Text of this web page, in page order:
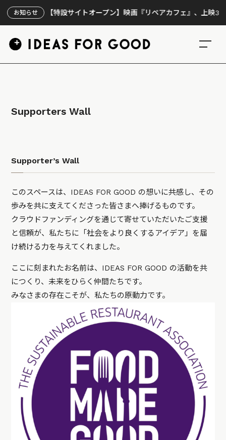
お知らせ
【特設サイトオープン】映画『リペアカフェ』、上映300回の
Supporters Wall
Supporter’s Wall
このスペースは、IDEAS FOR GOOD の想いに共感し、その
歩みを共に支えてくださった皆さまへ捧げるものです。
クラウドファンディングを通じて寄せていただいたご支援
と信頼が、私たちに「社会をより良くするアイデア」を届
け続ける力を与えてくれました。
ここに刻まれたお名前は、IDEAS FOR GOOD の活動を共
につくり、未来をひらく仲間たちです。
みなさまの存在こそが、私たちの原動力です。